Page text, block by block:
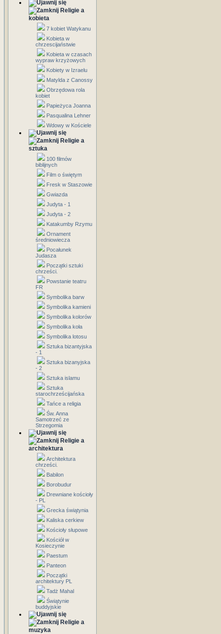
Religie a
kobieta
7 kobiet Watykanu
Kobieta w
chrzescijaństwie
Kobieta w czasach
wypraw krzyżowych
Kobiety w Izraelu
Matylda z Canossy
Obrzędowa rola
kobiet
Papieżyca Joanna
Pasqualina Lehner
Wdowy w Kościele
Religie a
sztuka
100 filmów
biblijnych
Film o świętym
Fresk w Staszowie
Gwiazda
Judyta - 1
Judyta - 2
Katakumby Rzymu
Ornament
średniowiecza
Pocałunek
Judasza
Początki sztuki
chrześci.
Powstanie teatru
FR
Symbolika barw
Symbolika kamieni
Symbolika kolorów
Symbolika koła
Symbolika lotosu
Sztuka bizantyjska
- 1
Sztuka bizanyjska
- 2
Sztuka islamu
Sztuka
starochrześcijańska
Tańce a religia
Św. Anna
Samotrzeć ze
Strzegomia
Religie a
architektura
Architektura
chrześci.
Babilon
Borobudur
Drewniane kościoły
- PL
Grecka świątynia
Kaliska cerkiew
Kościoły słupowe
Kościół w
Kosieczynie
Paestum
Panteon
Początki
architektury PL
Tadż Mahal
Świątynie
buddyjskie
Religie a
muzyka